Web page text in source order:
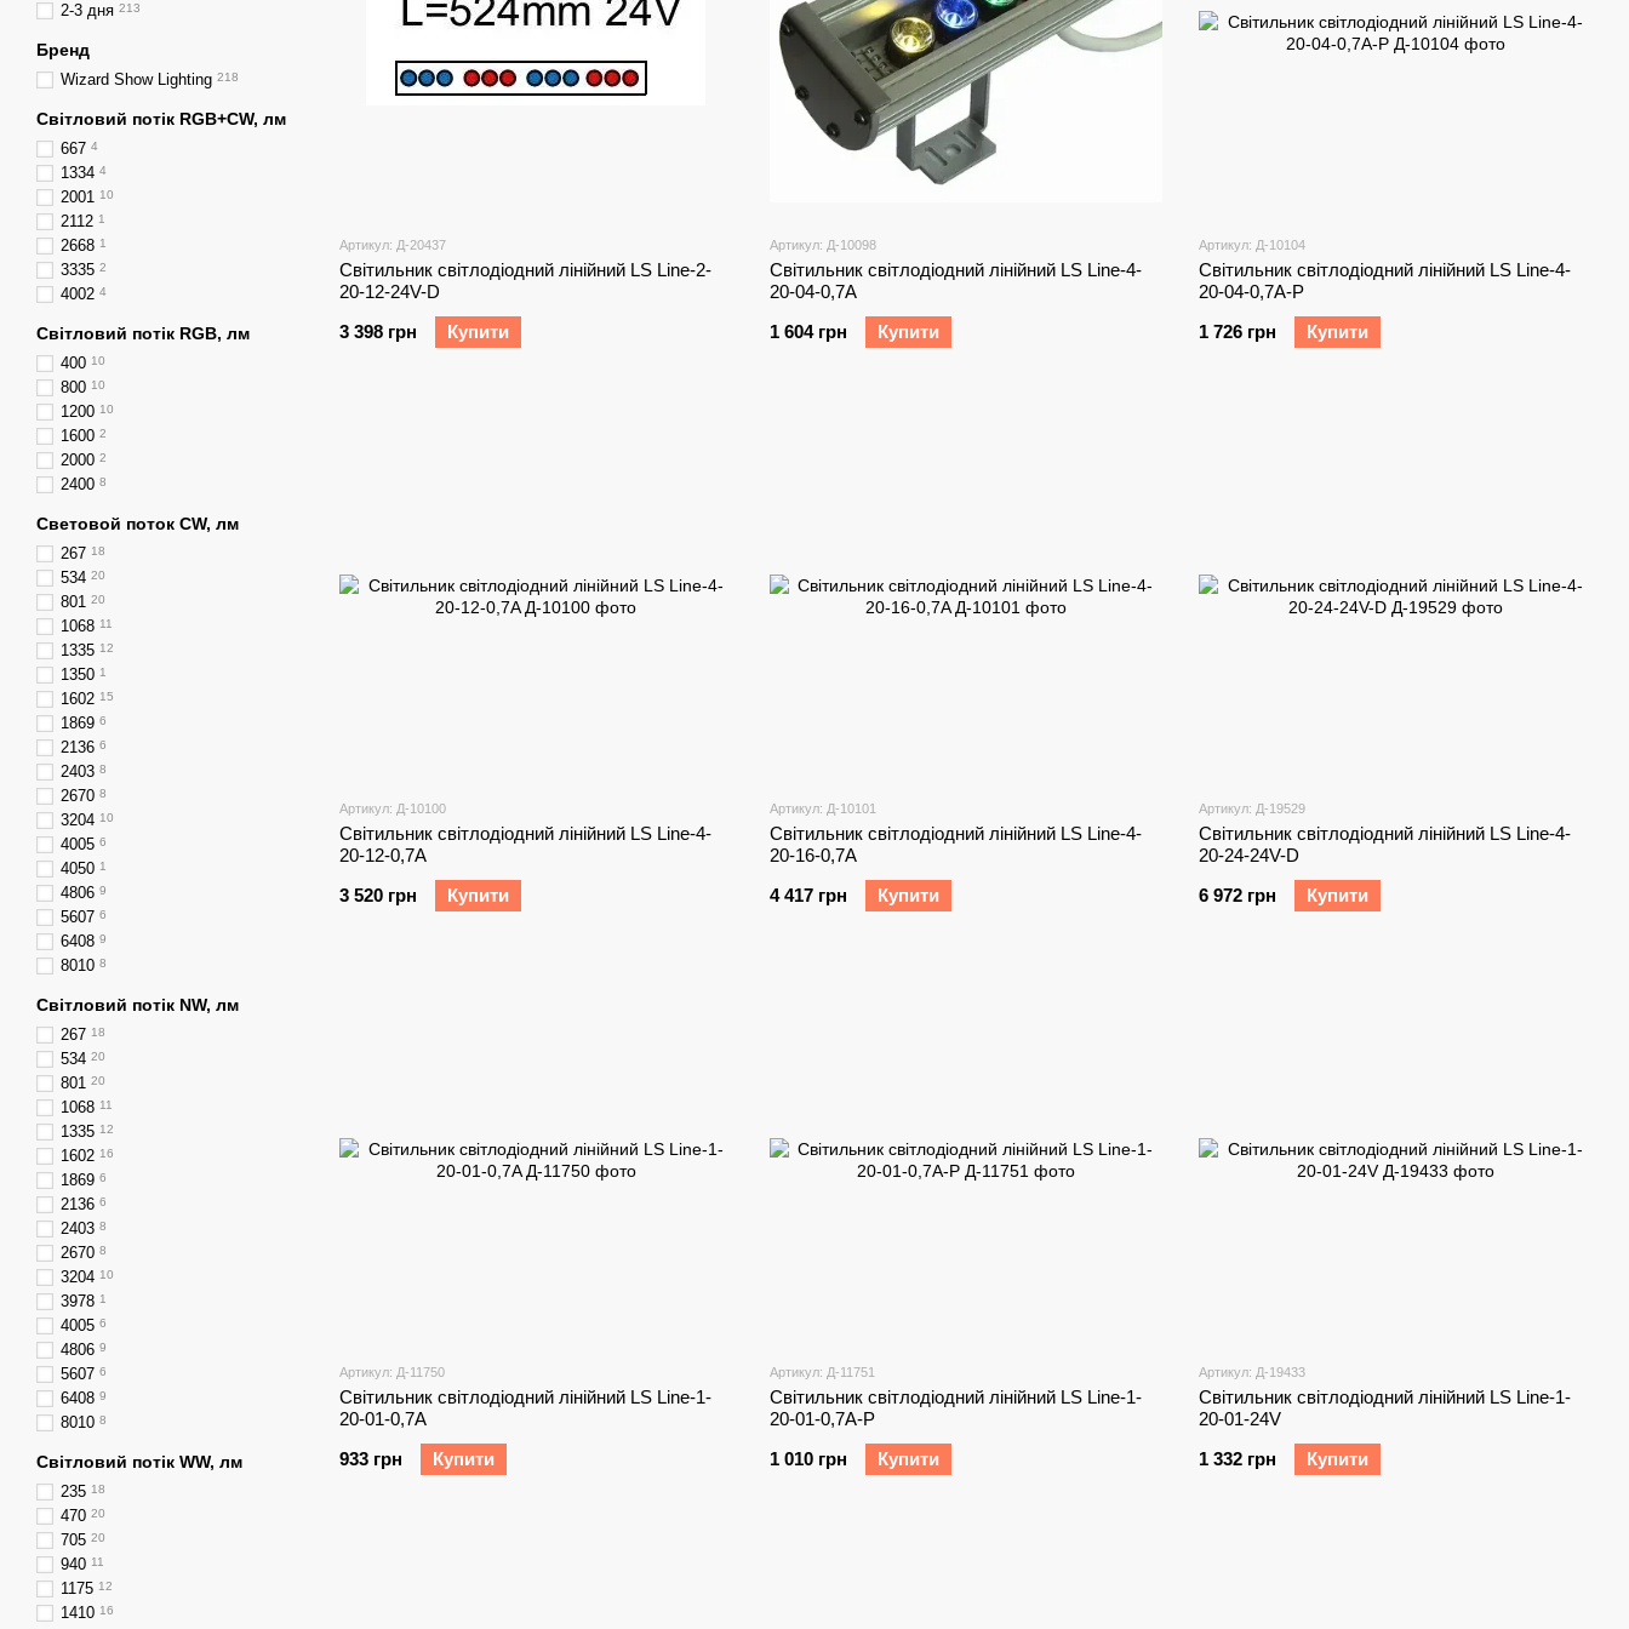
Артикул: Д-20437
Світильник світлодіодний лінійний LS Line-2-
20-12-24V-D
3 398 грн
Купити
Артикул: Д-10098
Світильник світлодіодний лінійний LS Line-4-
20-04-0,7A
1 604 грн
Купити
Артикул: Д-10104
Світильник світлодіодний лінійний LS Line-4-
20-04-0,7A-P
1 726 грн
Купити
Артикул: Д-10100
Світильник світлодіодний лінійний LS Line-4-
20-12-0,7A
3 520 грн
Купити
Артикул: Д-10101
Світильник світлодіодний лінійний LS Line-4-
20-16-0,7A
4 417 грн
Купити
Артикул: Д-19529
Світильник світлодіодний лінійний LS Line-4-
20-24-24V-D
6 972 грн
Купити
Артикул: Д-11750
Світильник світлодіодний лінійний LS Line-1-
20-01-0,7A
933 грн
Купити
Артикул: Д-11751
Світильник світлодіодний лінійний LS Line-1-
20-01-0,7A-P
1 010 грн
Купити
Артикул: Д-19433
Світильник світлодіодний лінійний LS Line-1-
20-01-24V
1 332 грн
Купити
2-3 дня 213
Бренд
Wizard Show Lighting 218
Світловий потік RGB+CW, лм
667 4
1334 4
2001 10
2112 1
2668 1
3335 2
4002 4
Світловий потік RGB, лм
400 10
800 10
1200 10
1600 2
2000 2
2400 8
Световой поток CW, лм
267 18
534 20
801 20
1068 11
1335 12
1350 1
1602 15
1869 6
2136 6
2403 8
2670 8
3204 10
4005 6
4050 1
4806 9
5607 6
6408 9
8010 8
Світловий потік NW, лм
267 18
534 20
801 20
1068 11
1335 12
1602 16
1869 6
2136 6
2403 8
2670 8
3204 10
3978 1
4005 6
4806 9
5607 6
6408 9
8010 8
Світловий потік WW, лм
235 18
470 20
705 20
940 11
1175 12
1410 16